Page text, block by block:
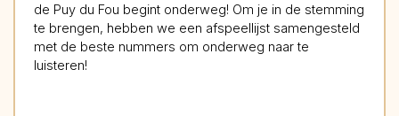
de Puy du Fou begint onderweg! Om je in de stemming
te brengen, hebben we een afspeellijst samengesteld
met de beste nummers om onderweg naar te
luisteren!